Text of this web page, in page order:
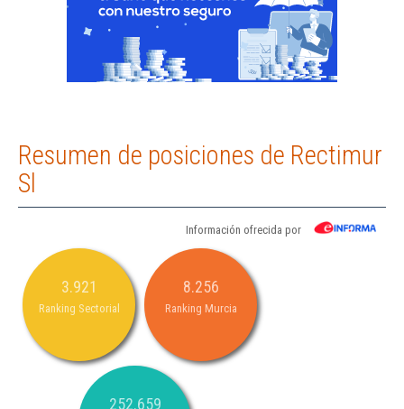
Resumen de posiciones de Rectimur
Sl
Información ofrecida por
3.921
Ranking Sectorial
8.256
Ranking Murcia
252.659